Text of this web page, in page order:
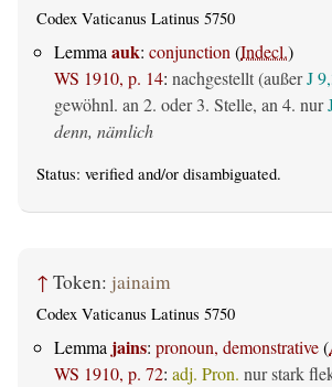
Codex Vaticanus Latinus 5750
Lemma auk: conjunction (Indecl.)
WS 1910, p. 14: nachgestellt (außerJ
gewöhnl. an 2. oder 3. Stelle, an 4. nur
denn, nämlich
Status: verified and/or disambiguated.
↑ Token: jainaim
Codex Vaticanus Latinus 5750
Lemma jains: pronoun, demonstrative(
WS 1910, p. 72: adj. Pron. nur stark